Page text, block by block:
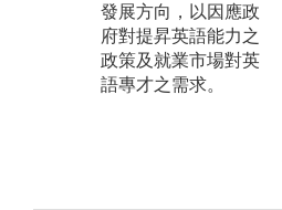
發展方向，以因應政
府對提昇英語能力之
政策及就業市場對英
語專才之需求。